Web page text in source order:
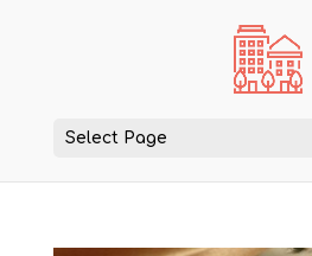
Select Page